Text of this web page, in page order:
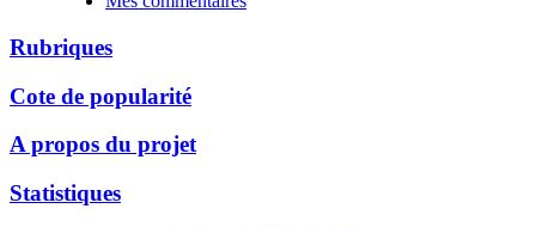
Rubriques
Cote de popularité
A propos du projet
Statistiques